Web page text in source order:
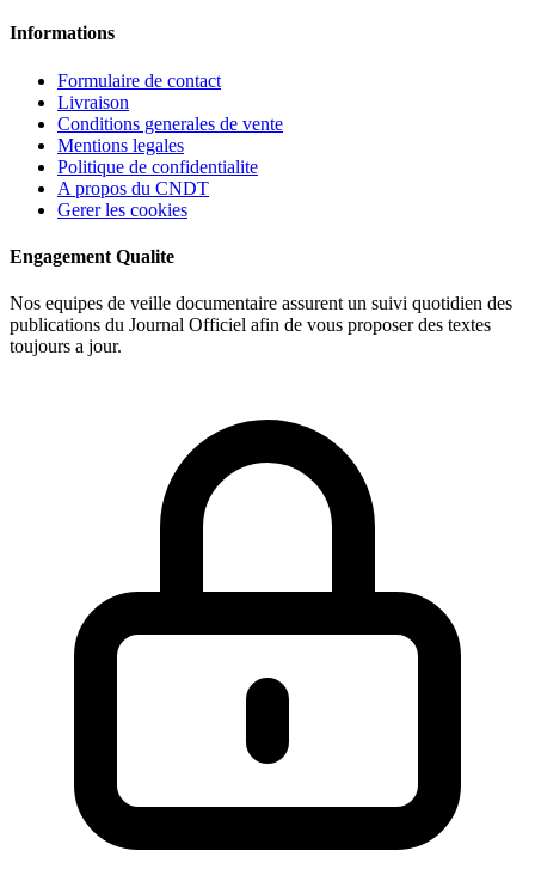
Informations
Formulaire de contact
Livraison
Conditions generales de vente
Mentions legales
Politique de confidentialite
A propos du CNDT
Gerer les cookies
Engagement Qualite
Nos equipes de veille documentaire assurent un suivi quotidien des
publications du Journal Officiel afin de vous proposer des textes
toujours a jour.